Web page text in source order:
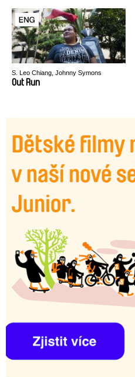
S. Leo Chiang, Johnny Symons
Out Run